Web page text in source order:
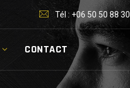
Tél : +06 50 50 88 30
CONTACT